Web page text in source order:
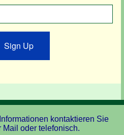
Sign Up
kontaktieren Sie
Mail oder telefonisch.